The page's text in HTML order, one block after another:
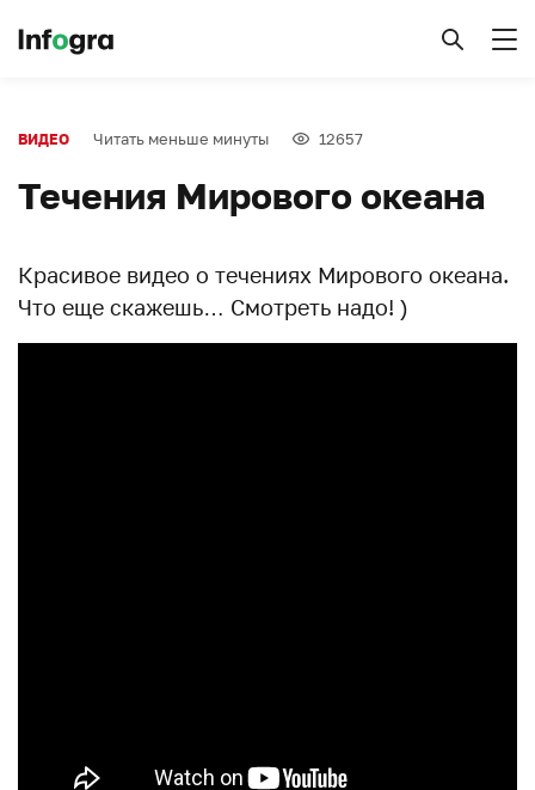
ВИДЕО Читать меньше минуты 12657
Течения Мирового океана
Красивое видео о течениях Мирового океана.
Что еще скажешь… Смотреть надо! )